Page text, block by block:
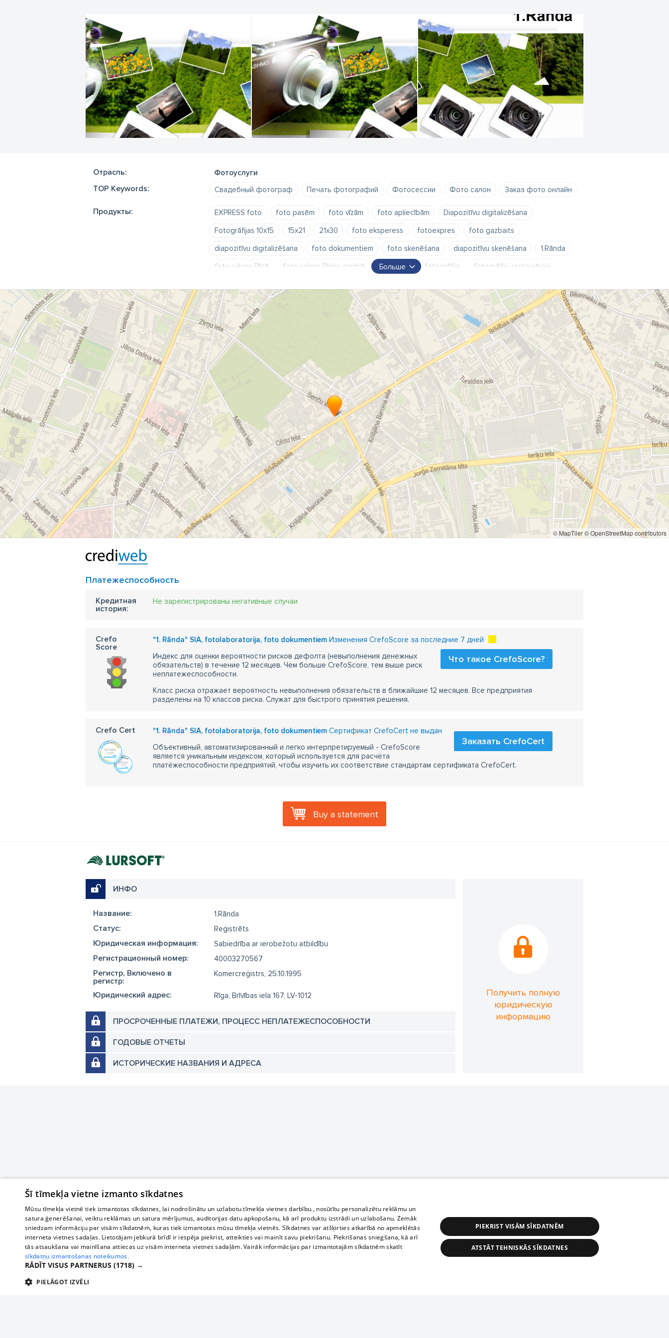
Отрасль: Фотоуслуги
TOP Keywords: Свадебный фотограф Печать фотографий Фотосессии Фото салон Заказ фото онлайн
Продукты: EXPRESS foto foto pasēm foto vīzām foto apliecībām
Diapozitīvu digitalizēšana
Fotogrāfijas 10x15
15x21 21x30 foto eksperess fotoexpres
foto gazbaits
diapozitīvu digitalizēšana
foto dokumentiem foto skenēšana diapozitīvu skenēšana
1.Rānda
foto salons Rīgā
foto salons Rīgas centrā fotogrāfs fotogrāfija
fotogrāfiju restaurācija
Больше
© MapTiler© OpenStreetMap contributors
Платежеспособность
Кредитная
история:
Не зарегистрированы негативные случаи
Crefo
Score
"1. Rānda" SIA, fotolaboratorija, foto dokumentiem Изменения CrefoScore за последние 7 дней
Что такое CrefoScore?
Индекс для оценки вероятности рисков дефолта (невыполнения денежных
обязательств) в течение 12 месяцев. Чем больше CrefoScore, тем выше риск
неплатежеспособности.
Класс риска отражает вероятность невыполнения обязательств в ближайшие 12 месяцев. Все предприятия
разделены на 10 классов риска. Служат для быстрого принятия решения.
Crefo Cert "1. Rānda" SIA, fotolaboratorija, foto dokumentiem Сертификат CrefoCert не выдан
Заказать CrefoCert
Объективный, автоматизированный и легко интерпретируемый - CrefoScore
является уникальным индексом, который используется для расчёта
платёжеспособности предприятий, чтобы изучить их соответствие стандартам сертификата CrefoCert.
Buy a statement
ИНФО
Название: 1.Rānda
Cтатус: Reģistrēts
Юридическая информация: Sabiedrība ar ierobežotu atbildību
Регистрационный номер: 40003270567
Регистр, Включено в
регистр:
Komercreģistrs, 25.10.1995
Юридический адрес: Rīga, Brīvības iela 167, LV-1012
ПРОСРОЧЕННЫЕ ПЛАТЕЖИ, ПРОЦЕСС НЕПЛАТЕЖЕСПОСОБНОСТИ
ГОДОВЫЕ ОТЧЕТЫ
ИСТОРИЧЕСКИЕ НАЗВАНИЯ И АДРЕСА
Получить полную
юридическую
информацию
Šī tīmekļa vietne izmanto sīkdatnes
Mūsu tīmekļa vietnē tiek izmantotas sīkdatnes, lai nodrošinātu un uzlabotu tīmekļa vietnes darbību., nosūtītu personalizētu reklāmu un
satura ģenerēšanai, veiktu reklāmas un satura mērījumus, auditorijas datu apkopošanu, kā arī produktu izstrādi un uzlabošanu. Zemāk
sniedzam informāciju par visām sīkdatnēm, kuras tiek izmantotas mūsu tīmekļa vietnēs. Sīkdatnes var atšķirties atkarībā no apmeklētās
interneta vietnes sadaļas. Lietotājam jebkurā brīdī ir iespēja piekrist, atteikties vai mainīt savu piekrišanu. Piekrišanas sniegšana, kā arī
tās atsaukšana vai mainīšana attiecas uz visām interneta vietnes sadaļām. Vairāk informācijas par izmantotajām sīkdatnēm skatīt
sīkdatņu izmantošanas noteikumos.
RĀDĪT VISUS PARTNERUS (1718) →
PIELĀGOT IZVĒLI
PIEKRIST VISĀM SĪKDATNĒM
ATSTĀT TEHNISKĀS SĪKDATNES